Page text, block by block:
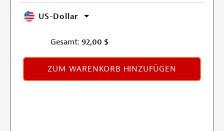
US-Dollar
Gesamt: 92,00 $
ZUM WARENKORB HINZUFÜGEN